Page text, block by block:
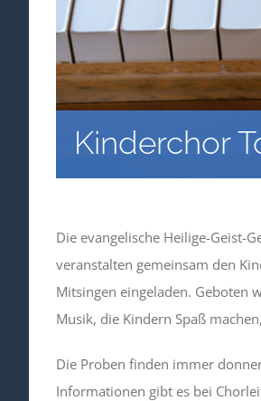
Kinderchor
Die evangelische Heilige-Geist-
veranstalten gemeinsam den
Mitsingen eingeladen. Geboten
Musik, die Kindern Spaß
Die Proben finden immer
Informationen gibt es bei